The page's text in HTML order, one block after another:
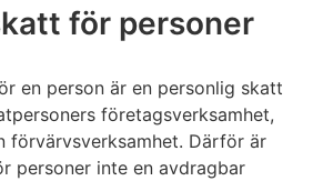
för personer
en person är en personlig skatt
företagsverksamhet,
förvärvsverksamhet. Därför är
personer inte en avdragbar